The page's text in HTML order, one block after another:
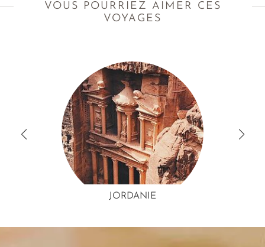
rencontre d'un peuple chaleureux et d'un pays encore peu
VOUS POURRIEZ AIMER CES
VOYAGES
JORDANIE